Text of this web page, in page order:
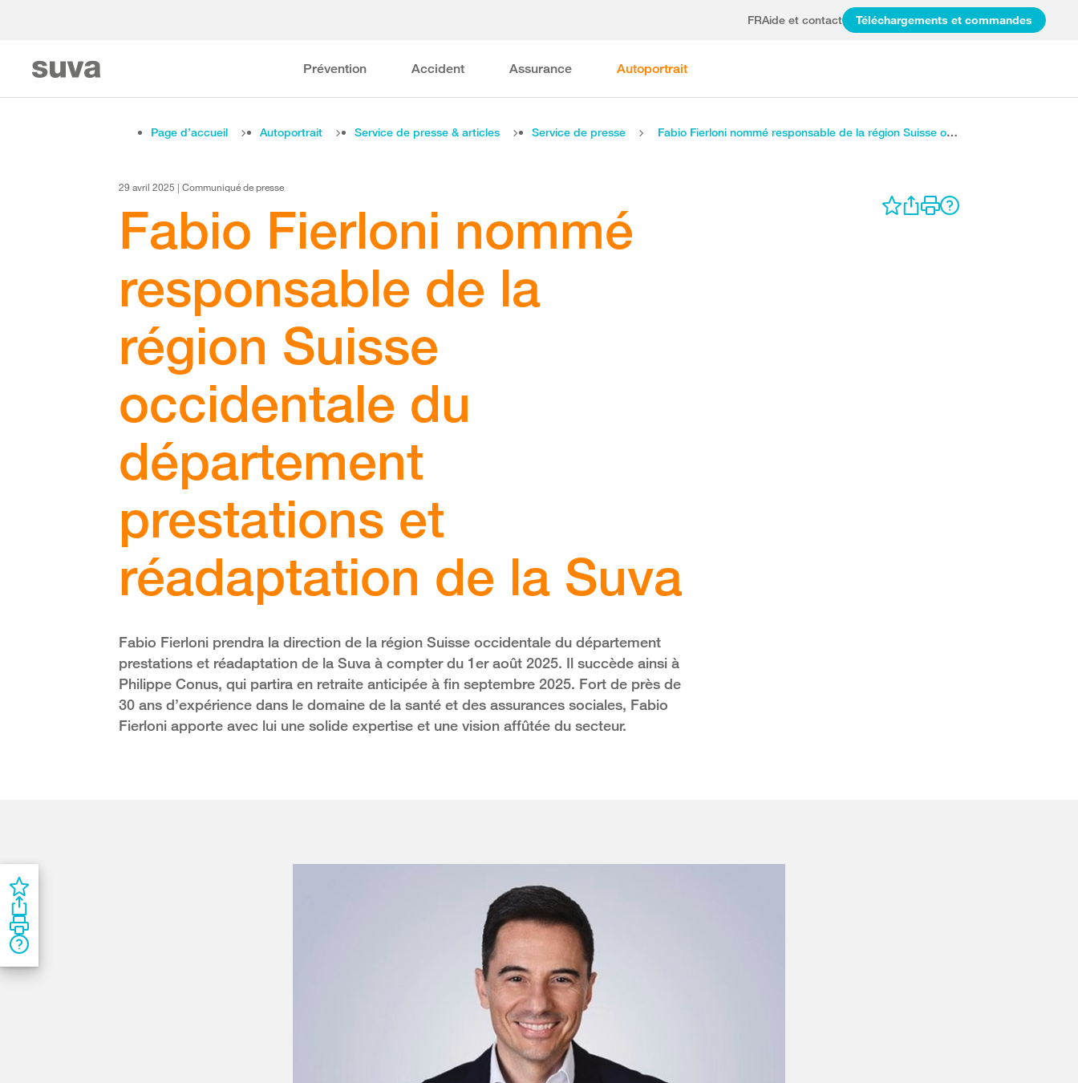
FRAide et contact Téléchargements et commandes
Prévention Accident Assurance Autoportrait
Page d’accueil Autoportrait Service de presse & articles Service de presse Fabio Fierloni nommé responsable de la région Suisse occidentale du département prestations et réadaptation de la Suva
29 avril 2025 | Communiqué de presse
Fabio Fierloni nommé
responsable de la
région Suisse
occidentale du
département
prestations et
réadaptation de la Suva
Fabio Fierloni prendra la direction de la région Suisse occidentale du département
prestations et réadaptation de la Suva à compter du 1er août 2025. Il succède ainsi à
Philippe Conus, qui partira en retraite anticipée à fin septembre 2025. Fort de près de
30 ans d’expérience dans le domaine de la santé et des assurances sociales, Fabio
Fierloni apporte avec lui une solide expertise et une vision affûtée du secteur.